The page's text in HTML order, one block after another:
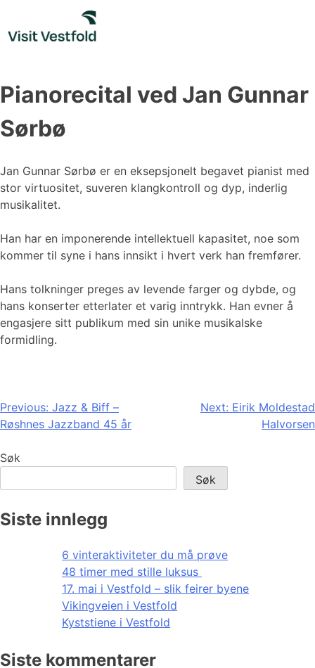
content
Pianorecital ved Jan Gunnar
Sørbø
Jan Gunnar Sørbø er en eksepsjonelt begavet pianist med
stor virtuositet, suveren klangkontroll og dyp, inderlig
musikalitet.
Han har en imponerende intellektuell kapasitet, noe som
kommer til syne i hans innsikt i hvert verk han fremfører.
Hans tolkninger preges av levende farger og dybde, og
hans konserter etterlater et varig inntrykk. Han evner å
engasjere sitt publikum med sin unike musikalske
formidling.
Innleggsnavigasjon
Previous: Jazz & Biff –
Røshnes Jazzband 45 år
Next: Eirik Moldestad
Halvorsen
Søk
Søk
Siste innlegg
6 vinteraktiviteter du må prøve
48 timer med stille luksus
17. mai i Vestfold – slik feirer byene
Vikingveien i Vestfold
Kyststiene i Vestfold
Siste kommentarer